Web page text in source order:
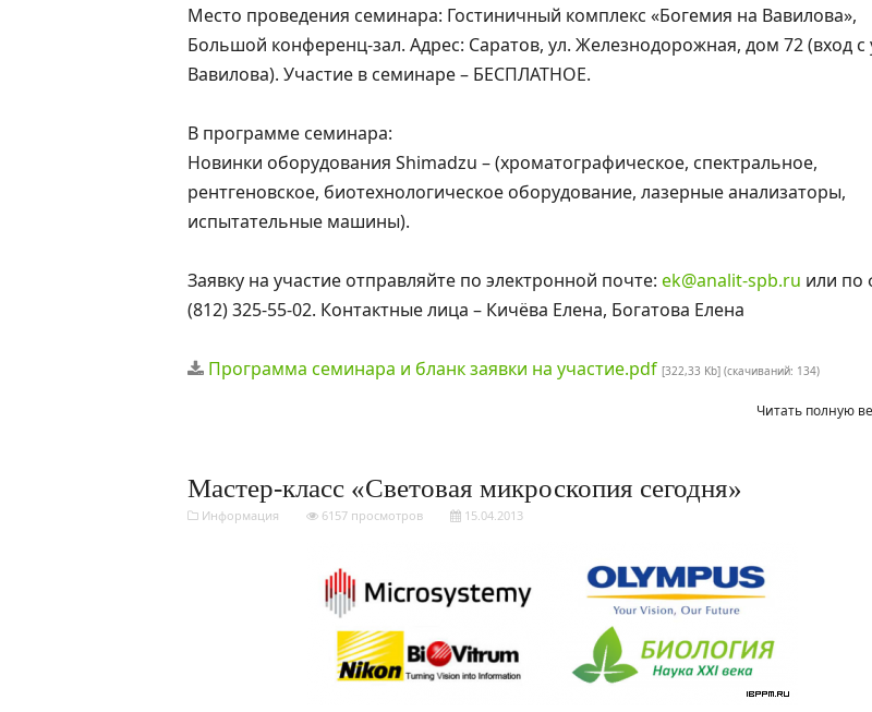
Место проведения семинара: Гостиничный комплекс «Богемия на Вавилова»,
Большой конференц-зал. Адрес: Саратов, ул. Железнодорожная, дом 72 (вход с
Вавилова). Участие в семинаре – БЕСПЛАТНОE.
В программе семинара:
Новинки оборудования Shimadzu – (хроматографическое, спектральное,
рентгеновское, биотехнологическое оборудование, лазерные анализаторы,
испытательные машины).
Заявку на участие отправляйте по электронной почте: ek@analit-spb.ru или по
(812) 325-55-02. Контактные лица – Кичёва Елена, Богатова Елена
Программа семинара и бланк заявки на участие.pdf [322,33 Kb] (cкачиваний: 134)
Читать полную
Мастер-класс «Световая микроскопия сегодня»
Информация 6157 просмотров 15.04.2013